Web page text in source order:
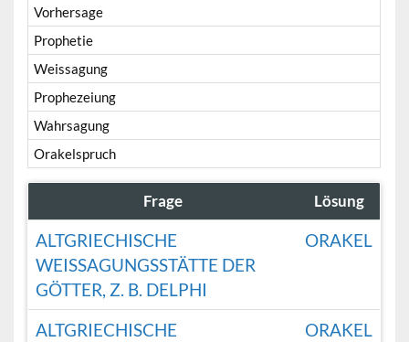
Vorhersage
Prophetie
Weissagung
Prophezeiung
Wahrsagung
Orakelspruch
Frage Lösung
ALTGRIECHISCHE
WEISSAGUNGSSTÄTTE DER
GÖTTER, Z. B. DELPHI
ORAKEL
ALTGRIECHISCHE
ORAKEL